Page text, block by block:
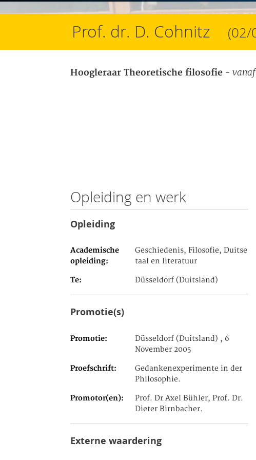
Prof. dr. D. Cohnitz (02/
Hoogleraar Theoretische filosofie - vanaf
Opleiding en werk
Opleiding
Academische
opleiding
Geschiedenis, Filosofie, Duitse
taal en literatuur
Te Düsseldorf (Duitsland)
Promotie(s)
Promotie
Düsseldorf (Duitsland) , 6
November 2005
Proefschrift
Gedankenexperimente in der
Philosophie.
Promotor(en)
Prof. Dr Axel Bühler, Prof. Dr.
Dieter Birnbacher.
Externe waardering